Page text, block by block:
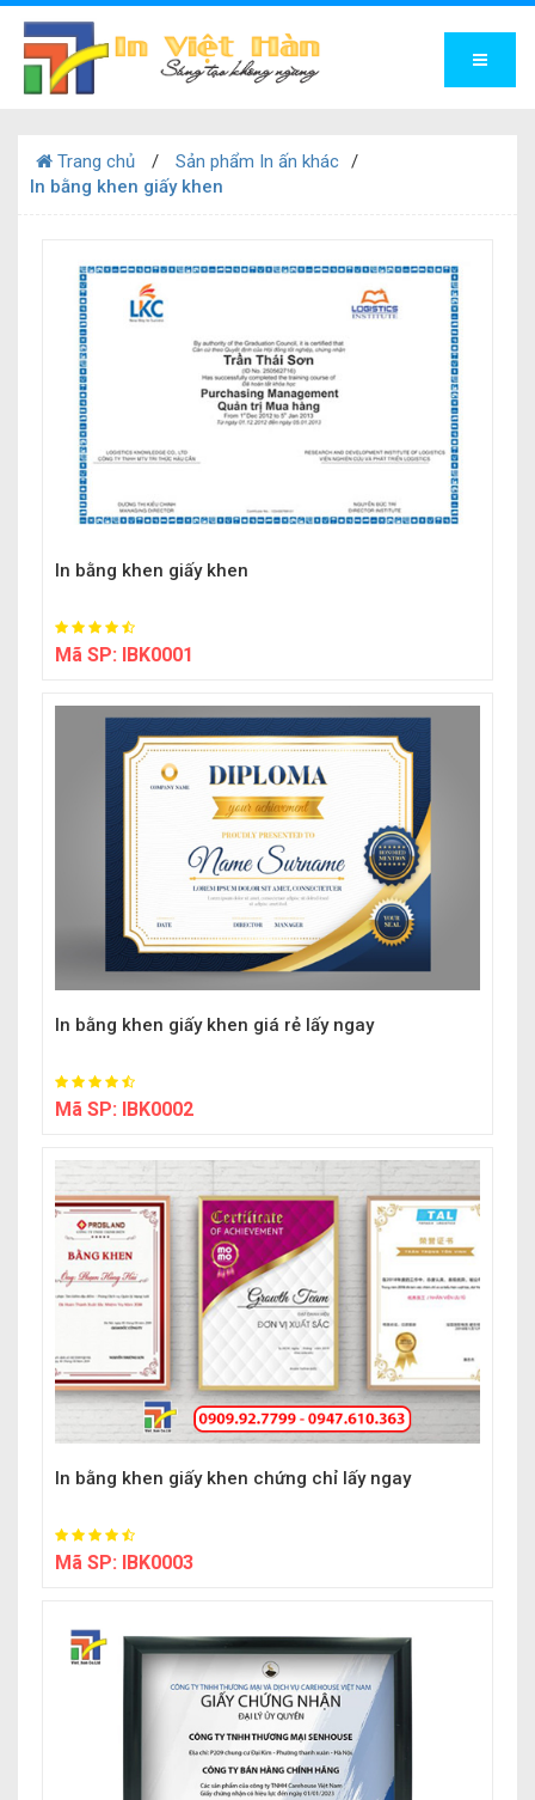
Trang chủ
Sản phẩm In ấn khác
In bằng khen giấy khen
In bằng khen giấy khen
Mã SP: IBK0001
In bằng khen giấy khen giá rẻ lấy ngay
Mã SP: IBK0002
In bằng khen giấy khen chứng chỉ lấy ngay
Mã SP: IBK0003